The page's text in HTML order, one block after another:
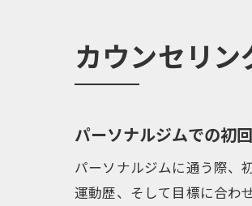
カウンセリ
パーソナルジムでの初
パーソナルジムに通う際、
運動歴、そして目標に合わ